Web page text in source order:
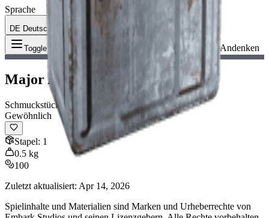
Sprache
DE Deutsch
Toggle Menu :Major Aivas Andenken
Major Aivas Andenken
Schmuckstück
Gewöhnlich
Stapel: 1
0.5 kg
100
Zuletzt aktualisiert: Apr 14, 2026
Spielinhalte und Materialien sind Marken und Urheberrechte von